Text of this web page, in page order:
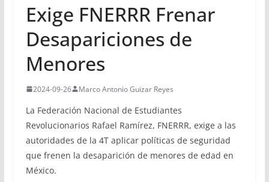
Exige FNERRR Frenar
Desapariciones de
Menores
2024-09-26 Marco Antonio Guizar Reyes
La Federación Nacional de Estudiantes
Revolucionarios Rafael Ramírez, FNERRR, exige a las
autoridades de la 4T aplicar políticas de seguridad
que frenen la desaparición de menores de edad en
México.